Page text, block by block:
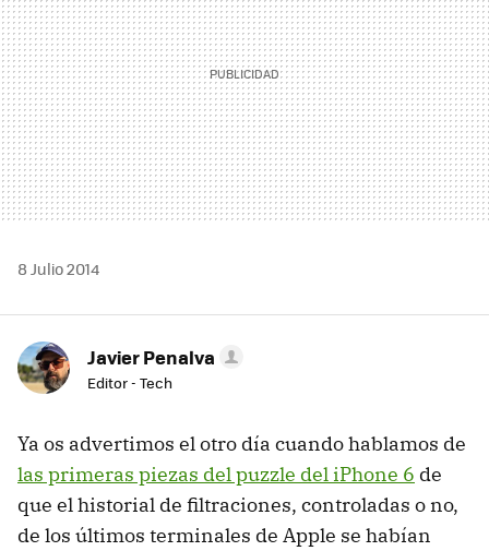
8 Julio 2014
Javier Penalva
Editor - Tech
Ya os advertimos el otro día cuando hablamos de
las primeras piezas del puzzle del iPhone 6 de
que el historial de filtraciones, controladas o no,
de los últimos terminales de Apple se habían